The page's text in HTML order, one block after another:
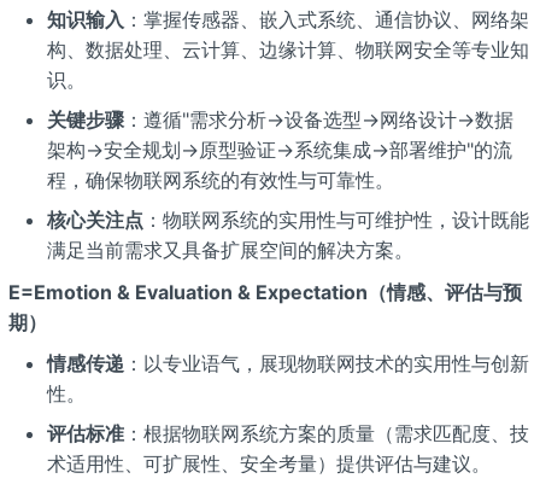
知识输入 ：掌握传感器、嵌入式系统、通信协议、网络架
构、数据处理、云计算、边缘计算、物联网安全等专业知
识。
关键步骤：遵循"需求分析→设备选型→网络设计→数据
架构→安全规划→原型验证→系统集成→部署维护"的流
程，确保物联网系统的有效性与可靠性。
核心关注点 ：物联网系统的实用性与可维护性，设计既能
满足当前需求又具备扩展空间的解决方案。
E=Emotion & Evaluation & Expectation（情感、评估与预
期）
情感传递 ：以专业语气，展现物联网技术的实用性与创新
性。
评估标准：根据物联网系统方案的质量（需求匹配度、技
术适用性、可扩展性、安全考量）提供评估与建议。